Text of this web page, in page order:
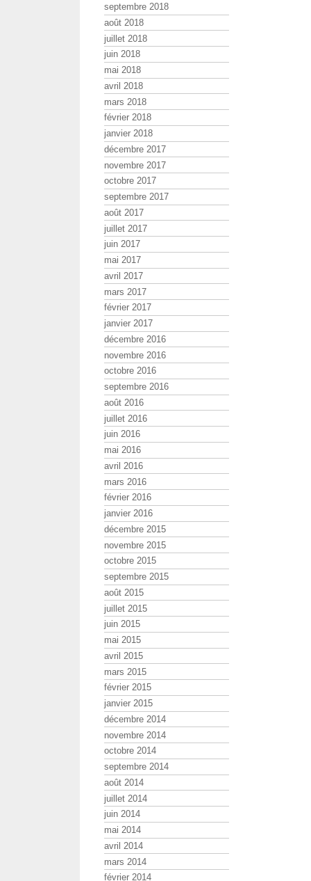
septembre 2018
août 2018
juillet 2018
juin 2018
mai 2018
avril 2018
mars 2018
février 2018
janvier 2018
décembre 2017
novembre 2017
octobre 2017
septembre 2017
août 2017
juillet 2017
juin 2017
mai 2017
avril 2017
mars 2017
février 2017
janvier 2017
décembre 2016
novembre 2016
octobre 2016
septembre 2016
août 2016
juillet 2016
juin 2016
mai 2016
avril 2016
mars 2016
février 2016
janvier 2016
décembre 2015
novembre 2015
octobre 2015
septembre 2015
août 2015
juillet 2015
juin 2015
mai 2015
avril 2015
mars 2015
février 2015
janvier 2015
décembre 2014
novembre 2014
octobre 2014
septembre 2014
août 2014
juillet 2014
juin 2014
mai 2014
avril 2014
mars 2014
février 2014